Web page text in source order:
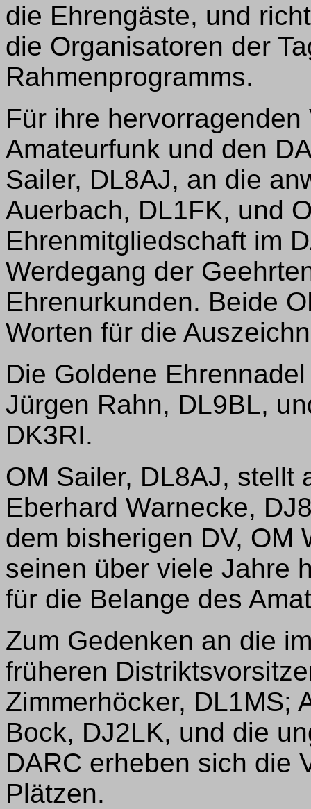
die Ehrengäste, und
die Organisatoren der
Rahmenprogramms.
Für ihre
Amateurfunk und den
Sailer, DL8AJ, an die
Auerbach, DL1FK, und
Ehrenmitgliedschaft im
Werdegang der
Ehrenurkunden. Beide
Worten für die
Die Goldene
Jürgen Rahn, DL9BL,
DK3RI.
OM Sailer, DL8AJ, stellt
Eberhard Warnecke,
dem bisherigen DV, OM
seinen über viele Jahre
für die Belange des
Zum Gedenken an die
früheren
Zimmerhöcker, DL1MS;
Bock, DJ2LK, und die
DARC erheben sich die
Plätzen.